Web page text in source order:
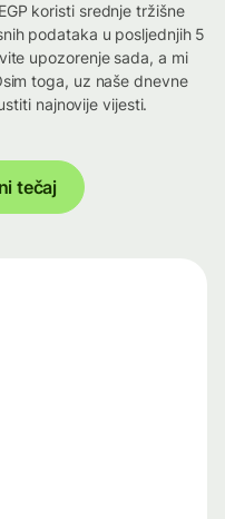
koristi srednje tržišne
podataka u posljednjih 5
upozorenje sada, a mi
toga, uz naše dnevne
najnovije vijesti.
tečaj